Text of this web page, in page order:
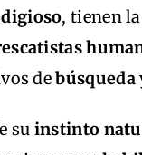
, tienen
debúsqueda
su instinto